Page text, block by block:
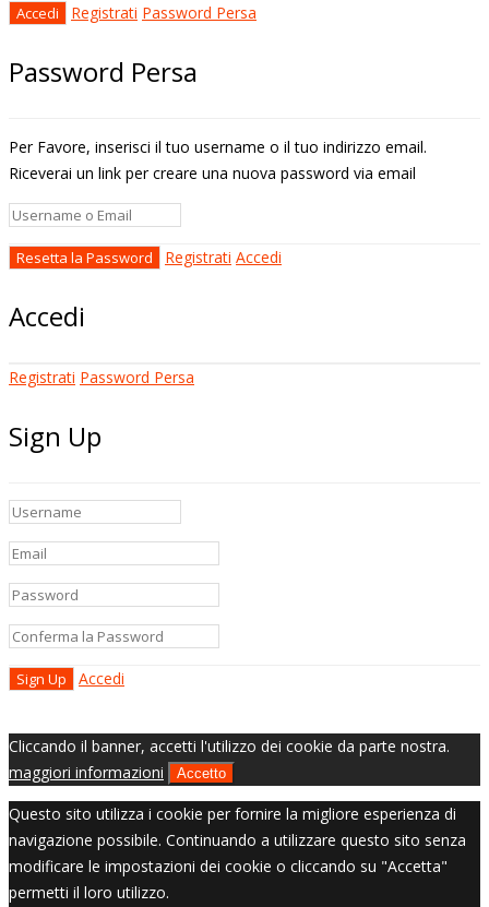
Registrati Password Persa
Password Persa
Per Favore, inserisci il tuo username o il tuo indirizzo email.
Riceverai un link per creare una nuova password via email
Registrati Accedi
Accedi
Registrati Password Persa
Sign Up
Accedi
Cliccando il banner, accetti l'utilizzo dei cookie da parte nostra.
maggiori informazioni
Accetto
Questo sito utilizza i cookie per fornire la migliore esperienza di
navigazione possibile. Continuando a utilizzare questo sito senza
modificare le impostazioni dei cookie o cliccando su "Accetta"
permetti il loro utilizzo.